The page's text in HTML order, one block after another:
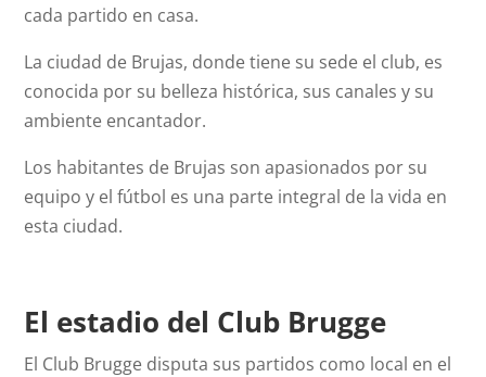
cada partido en casa.
La ciudad de Brujas, donde tiene su sede el club, es
conocida por su belleza histórica, sus canales y su
ambiente encantador.
Los habitantes de Brujas son apasionados por su
equipo y el fútbol es una parte integral de la vida en
esta ciudad.
El estadio del Club Brugge
El Club Brugge disputa sus partidos como local en el